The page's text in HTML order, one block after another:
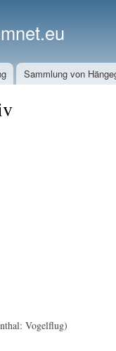
Sammlung von
Vogelflug)